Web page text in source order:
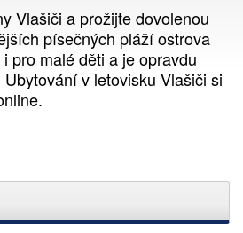
Vlašiči a prožijte dovolenou
písečných pláží ostrova
pro malé děti a je opravdu
v letovisku Vlašiči si